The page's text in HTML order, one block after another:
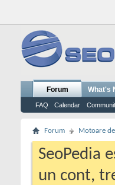
Forum
FAQ Calendar
What's
Forum Motoare
SeoPedia
un cont,